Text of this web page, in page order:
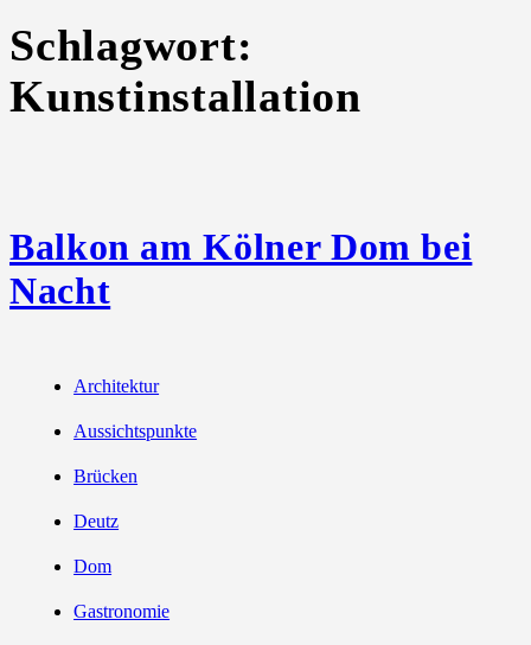
Schlagwort:
Kunstinstallation
Balkon am Kölner Dom bei
Nacht
Architektur
Aussichtspunkte
Brücken
Deutz
Dom
Gastronomie